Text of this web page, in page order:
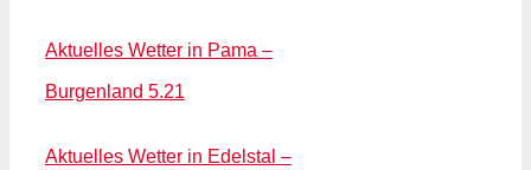
Aktuelles Wetter in Pama –
Burgenland 5.21
Aktuelles Wetter in Edelstal –